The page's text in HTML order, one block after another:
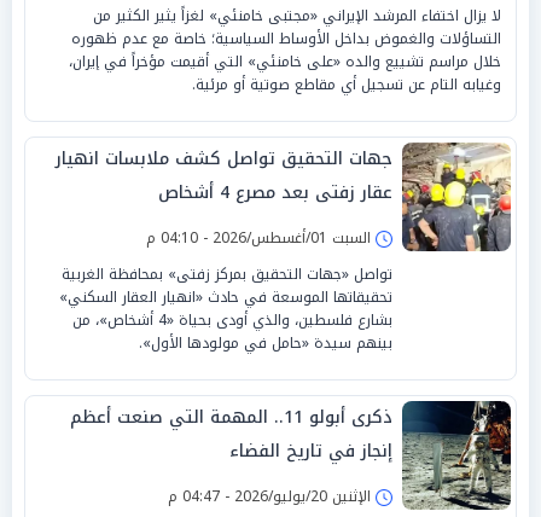
لا يزال اختفاء المرشد الإيراني «مجتبى خامنئي» لغزاً يثير الكثير من
التساؤلات والغموض بداخل الأوساط السياسية؛ خاصة مع عدم ظهوره
خلال مراسم تشييع والده «على خامنئي» التي أقيمت مؤخراً في إيران،
وغيابه التام عن تسجيل أي مقاطع صوتية أو مرئية.
جهات التحقيق تواصل كشف ملابسات انهيار
عقار زفتى بعد مصرع 4 أشخاص
السبت 01/أغسطس/2026 - 04:10 م
تواصل «جهات التحقيق بمركز زفتى» بمحافظة الغربية
تحقيقاتها الموسعة في حادث «انهيار العقار السكني»
بشارع فلسطين، والذي أودى بحياة «4 أشخاص»، من
بينهم سيدة «حامل في مولودها الأول».
ذكرى أبولو 11.. المهمة التي صنعت أعظم
إنجاز في تاريخ الفضاء
الإثنين 20/يوليو/2026 - 04:47 م